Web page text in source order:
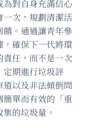
對自身充滿信心
次，規劃清潔活
。通過讓青年參
確保下一代將環
任，而不是一次
定期進行垃圾評
以及非法傾倒問
單而有效的「重
的垃圾量。